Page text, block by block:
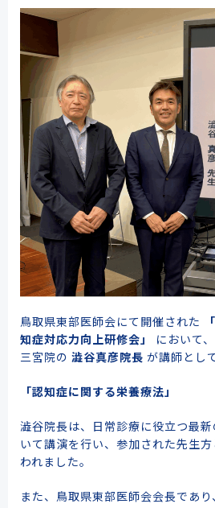
鳥取県東部医師会にて開催された
知症対応力向上研修会」
において
三宮院の 澁谷真彦院長 が講師とし
「認知症に関する栄養療法」
澁谷院長は、日常診療に役立つ最
いて講演を行い、参加された先生
われました。
また、鳥取県東部医師会会長であ